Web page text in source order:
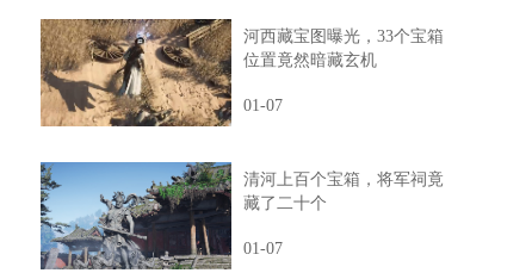
河西藏宝图曝光，33个宝箱
位置竟然暗藏玄机
01-07
清河上百个宝箱，将军祠竟
藏了二十个
01-07